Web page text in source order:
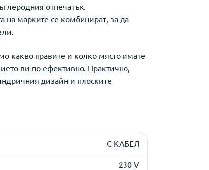
отпечатък.
на марките се комбинират, за да
какво правите и колко място имате
ви по-ефективно. Практично,
дизайн и плоските
С КАБЕЛ
230 V